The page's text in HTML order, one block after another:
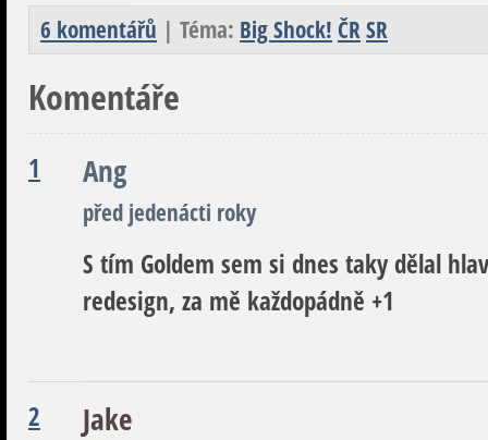
6 komentářů | Téma: Big Shock! ČRSR
Komentáře
1 Ang
před jedenácti roky
S tím Goldem sem si dnes taky dělal
redesign, za mě každopádně +1
2 Jake